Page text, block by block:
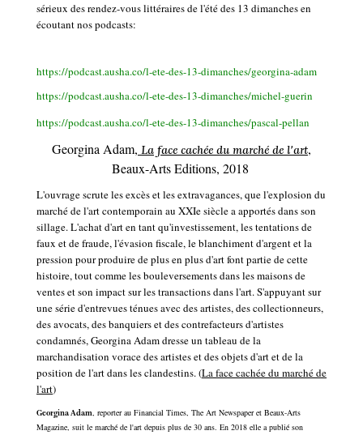
sérieux des rendez-vous littéraires de l'été des 13 dimanches en
écoutant nos podcasts:
https://podcast.ausha.co/l-ete-des-13-dimanches/georgina-adam
https://podcast.ausha.co/l-ete-des-13-dimanches/michel-guerin
https://podcast.ausha.co/l-ete-des-13-dimanches/pascal-pellan
Georgina Adam, La face cachée du marché de l'art,
Beaux-Arts Editions, 2018
L'ouvrage scrute les excès et les extravagances, que l'explosion du
marché de l'art contemporain au XXIe siècle a apportés dans son
sillage. L'achat d'art en tant qu'investissement, les tentations de
faux et de fraude, l'évasion fiscale, le blanchiment d'argent et la
pression pour produire de plus en plus d'art font partie de cette
histoire, tout comme les bouleversements dans les maisons de
ventes et son impact sur les transactions dans l'art. S'appuyant sur
une série d'entrevues ténues avec des artistes, des collectionneurs,
des avocats, des banquiers et des contrefacteurs d'artistes
condamnés, Georgina Adam dresse un tableau de la
marchandisation vorace des artistes et des objets d'art et de la
position de l'art dans les clandestins. (La face cachée du marché de
l'art)
Georgina Adam, reporter au Financial Times, The Art Newspaper et Beaux-Arts
Magazine, suit le marché de l'art depuis plus de 30 ans. En 2018 elle a publié son